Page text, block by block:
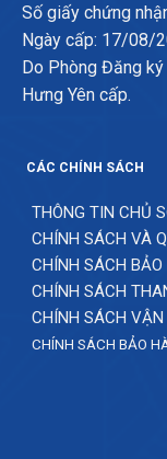
Số giấy chứng
Ngày cấp: 17/08/
Do Phòng Đăng
Hưng Yên cấp.
CÁC CHÍNH SÁCH
THÔNG TIN CHỦ
CHÍNH SÁCH VÀ
CHÍNH SÁCH
CHÍNH SÁCH
CHÍNH SÁCH VẬN
CHÍNH SÁCH BẢO